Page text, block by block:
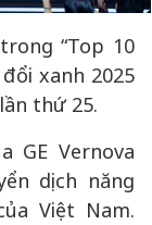
“Top 10
xanh 2025
thứ 25.
GE Vernova
dịch năng
Việt Nam.